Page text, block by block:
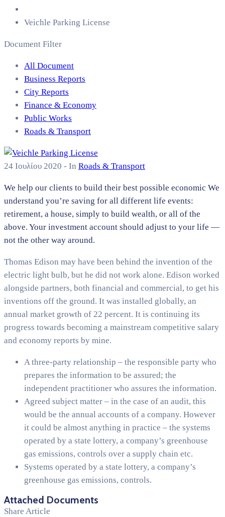
Veichle Parking License
Document Filter
All Document
Business Reports
City Reports
Finance & Economy
Public Works
Roads & Transport
24 Ιουλίου 2020 - In Roads & Transport
We help our clients to build their best possible economic We
understand you’re saving for all different life events:
retirement, a house, simply to build wealth, or all of the
above. Your investment account should adjust to your life —
not the other way around.
Thomas Edison may have been behind the invention of the
electric light bulb, but he did not work alone. Edison worked
alongside partners, both financial and commercial, to get his
inventions off the ground. It was installed globally, an
annual market growth of 22 percent. It is continuing its
progress towards becoming a mainstream competitive salary
and economy reports by mine.
A three-party relationship – the responsible party who
prepares the information to be assured; the
independent practitioner who assures the information.
Agreed subject matter – in the case of an audit, this
would be the annual accounts of a company. However
it could be almost anything in practice – the systems
operated by a state lottery, a company’s greenhouse
gas emissions, controls over a supply chain etc.
Systems operated by a state lottery, a company’s
greenhouse gas emissions, controls.
Attached Documents
Share Article